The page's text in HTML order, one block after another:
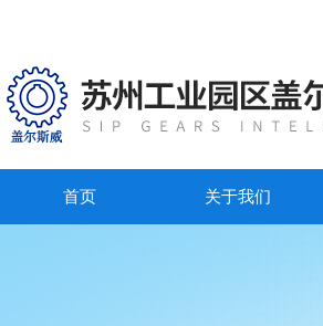
首页 关于我们